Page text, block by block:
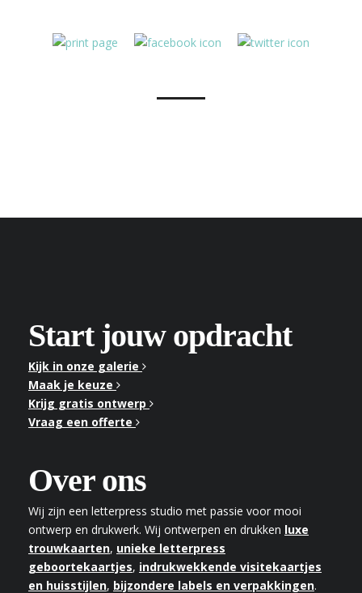
Start jouw opdracht
Kijk in onze galerie
Maak je keuze
Krijg gratis ontwerp
Vraag een offerte
Over ons
Wij zijn een letterpress studio met passie voor mooi
ontwerp en drukwerk. Wij ontwerpen en drukken luxe
trouwkaarten, unieke letterpress
geboortekaartjes, indrukwekkende visitekaartjes
en huisstijlen, bijzondere labels en verpakkingen.